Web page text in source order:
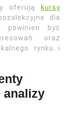
oferują
kursy
dla
powinien być
oraz
rynku i
analizy